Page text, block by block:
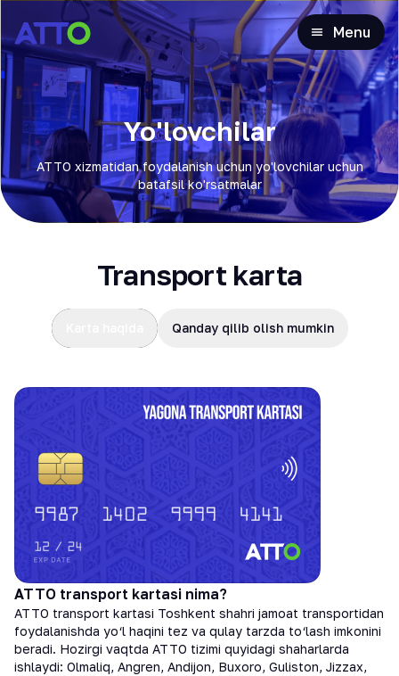
Menu
Yo'lovchilar
ATTO xizmatidan foydalanish uchun yo'lovchilar uchun
batafsil ko'rsatmalar
Transport karta
Qanday qilib olish mumkin
АТТО transport kartasi nima?
АТТО transport kartasi Toshkent shahri jamoat transportidan
foydalanishda yo‘l haqini tez va qulay tarzda to‘lash imkonini
beradi. Hozirgi vaqtda ATTO tizimi quyidagi shaharlarda
ishlaydi: Olmaliq, Angren, Andijon, Buxoro, Guliston, Jizzax,